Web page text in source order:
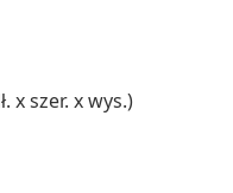
x szer. x wys.)